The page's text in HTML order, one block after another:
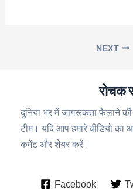
NEXT
रोचक
दुनिया भर में जागरूकता फैलाने
टीम। यदि आप हमारे वीडियो
कमेंट और शेयर करें।
Facebook